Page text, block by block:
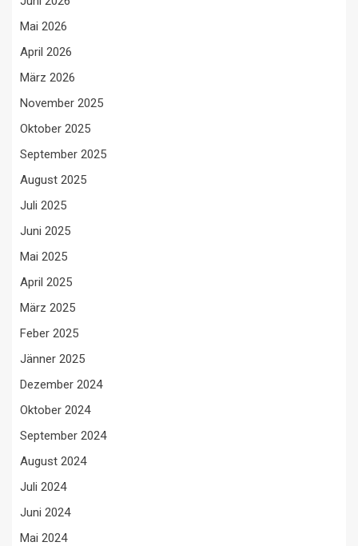
Mai 2026
April 2026
März 2026
November 2025
Oktober 2025
September 2025
August 2025
Juli 2025
Juni 2025
Mai 2025
April 2025
März 2025
Feber 2025
Jänner 2025
Dezember 2024
Oktober 2024
September 2024
August 2024
Juli 2024
Juni 2024
Mai 2024